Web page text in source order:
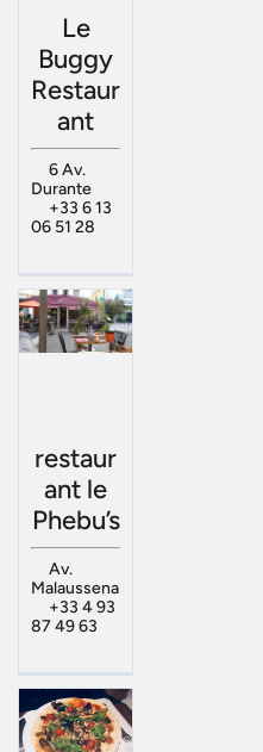
Le
Buggy
Restaur
ant
6 Av.
Durante
+33 6 13
06 51 28
restaur
ant le
Phebu’s
Av.
Malaussena
+33 4 93
87 49 63